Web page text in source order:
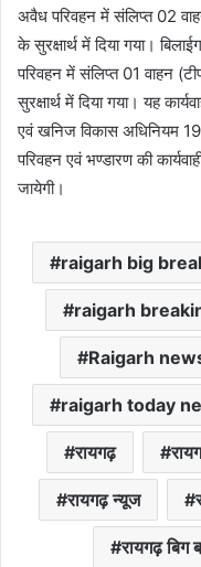
अवैध परिवहन में संलिप्त 02
के सुरक्षार्थ में दिया गया।
परिवहन में संलिप्त 01 वाहन
सुरक्षार्थ में दिया गया। यह
एवं खनिज विकास अधिनियम
परिवहन एवं भण्डारण की
जायेगी।
raigarh big
raigarh
Raigarh
raigarh today
रायगढ़
रायगढ़ न्यूज
रायगढ़ बिग